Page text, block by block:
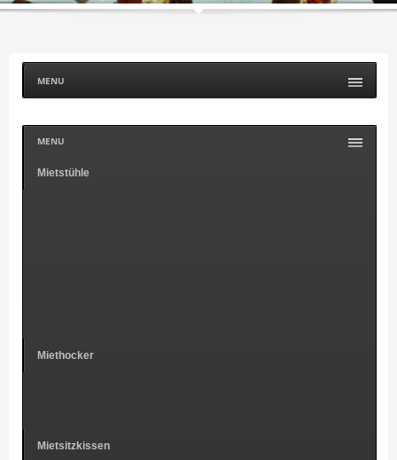
MENU
MENU
Mietstühle
Miethocker
Mietsitzkissen